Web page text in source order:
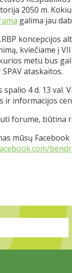
2050 m.
galima jau
koncepcijos
kviečiame į
metu bus
ataskaitos.
spalio 4 d. 13
ir informacijos
forume, būtina
mūsų